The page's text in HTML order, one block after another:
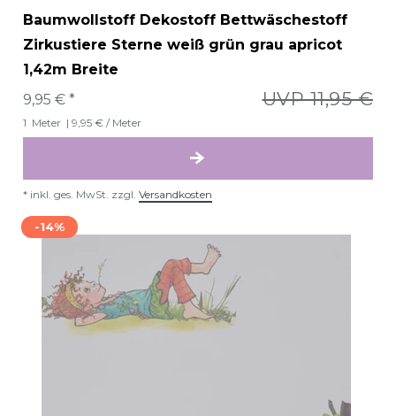
Baumwollstoff Dekostoff Bettwäschestoff
Zirkustiere Sterne weiß grün grau apricot
1,42m Breite
UVP 11,95 €
9,95 € *
1 Meter | 9,95 € / Meter
* inkl. ges. MwSt. zzgl. Versandkosten
-14%